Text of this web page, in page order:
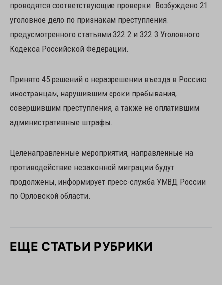
проводятся соответствующие проверки. Возбуждено 21
уголовное дело по признакам преступления,
предусмотренного статьями 322.2 и 322.3 Уголовного
Кодекса Российской Федерации.
Принято 45 решений о неразрешении въезда в Россию
иностранцам, нарушившим сроки пребывания,
совершившим преступления, а также не оплатившим
административные штрафы.
Целенаправленные мероприятия, направленные на
противодействие незаконной миграции будут
продолжены, информирует пресс-служба УМВД России
по Орловской области.
ЕЩЕ СТАТЬИ РУБРИКИ